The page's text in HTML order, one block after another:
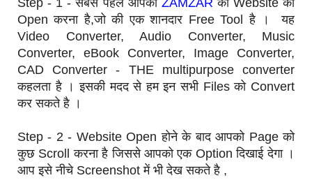
Step - 1 - सबसे पहले आपको ZAMZAR की Website को
Open करना है,जो की एक शानदार Free Tool है । यह
Video Converter, Audio Converter, Music
Converter, eBook Converter, Image Converter,
CAD Converter - THE multipurpose converter
कहलता है । इसकी मदद से हम इन सभी Files को Convert
कर सकते है ।
Step - 2 - Website Open होने के बाद आपको Page को
कुछ Scroll करना है जिससे आपको एक Option दिखाई देगा ।
आप इसे नीचे Screenshot में भी देख सकते है ,